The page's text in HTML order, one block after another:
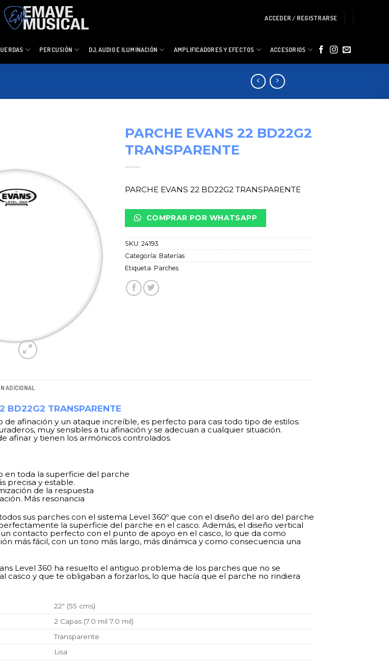
ACCEDER / REGISTRARSE
PERCUSIÓN DJ, AUDIO E ILUMINACIÓN AMPLIFICADORES Y EFECTOS ACCESORIOS
PARCHE EVANS 22 BD22G2
TRANSPARENTE
PARCHE EVANS 22 BD22G2 TRANSPARENTE
COMPRAR POR WHATSAPP
SKU:24193
Categoría: Baterías
Etiqueta: Parches
ADICIONAL
BD22G2 TRANSPARENTE
de afinación y un ataque increíble, es perfecto para casi todo tipo de estilos.
muy sensibles a tu afinación y se adecuan a cualquier situación.
afinar y tienen los armónicos controlados.
en toda la superficie del parche
precisa y estable.
de la respuesta
Más resonancia
sus parches con el sistema Level 360º que con el diseño del aro del parche
la superficie del parche en el casco. Además, el diseño vertical
contacto perfecto con el punto de apoyo en el casco, lo que da como
más fácil, con un tono más largo, más dinámica y como consecuencia una
Level 360 ha resuelto el antiguo problema de los parches que no se
casco y que te obligaban a forzarlos, lo que hacía que el parche no rindiera
22″ (55 cms)
2 Capas (7.0 mil 7.0 mil)
Transparente
Lisa